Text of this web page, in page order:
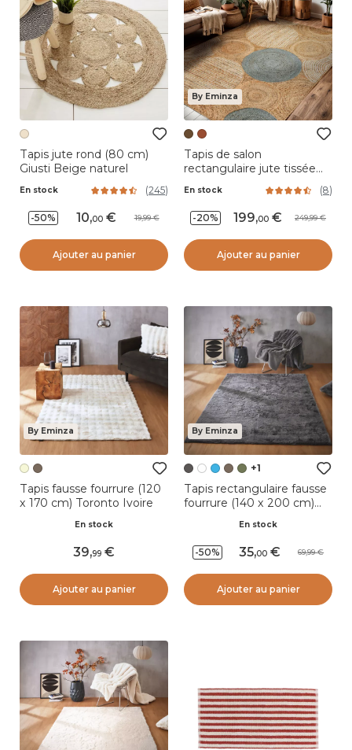
Tapis jute rond (80 cm)
Giusti Beige naturel
En stock (245)
-50% 10,00 19,99
Ajouter au panier
By Eminza
Tapis de salon
rectangulaire jute tissée
main (160 x 230 cm) Tara
Marron
En stock (8)
-20% 199,00 249,99
Ajouter au panier
By Eminza
Tapis fausse fourrure (120
x 170 cm) Toronto Ivoire
En stock
39,99
Ajouter au panier
By Eminza
+1
Tapis rectangulaire fausse
fourrure (140 x 200 cm)
En stock
-50% 35,00 69,99
Ajouter au panier